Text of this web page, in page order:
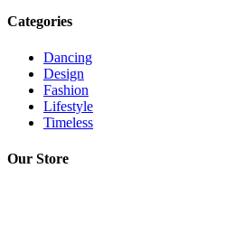
Categories
Dancing
Design
Fashion
Lifestyle
Timeless
Our Store